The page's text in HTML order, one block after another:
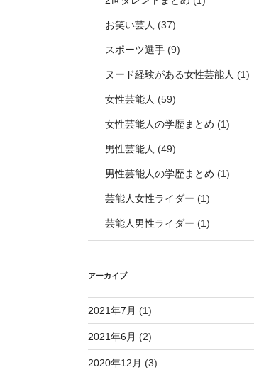
お笑い芸人 (37)
スポーツ選手(9)
ヌード経験がある女性芸能人 (1)
女性芸能人 (59)
女性芸能人の学歴まとめ (1)
男性芸能人 (49)
男性芸能人の学歴まとめ (1)
芸能人女性ライダー (1)
芸能人男性ライダー (1)
アーカイブ
2021年7月 (1)
2021年6月 (2)
2020年12月 (3)